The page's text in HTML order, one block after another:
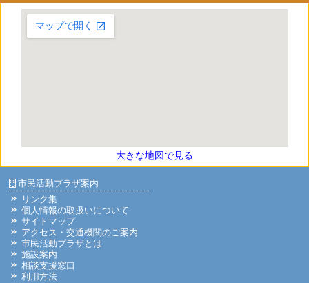
大きな地図で見る
市民活動プラザ案内
リンク集
個人情報の取扱いについて
サイトマップ
アクセス・交通機関のご案内
市民活動プラザとは
施設案内
相談支援窓口
利用方法